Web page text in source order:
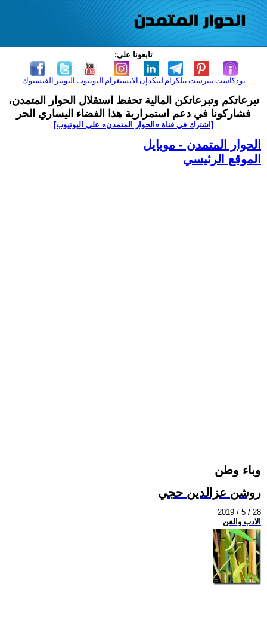
تابعونا على:
الفيسبوك التويتر اليوتيوب الانستغرام لينكدإن تيلكرامبنترست بودكاست
تبرعاتكم وتبرعاتكن المالية تحفظ استقلال الحوار المتمدن،
فشاركونا في دعم استمرارية هذا الفضاء اليساري الحر
[اشترك في قناة ‫«الحوار المتمدن» على اليوتيوب]
الحوار المتمدن - موبايل
الموقع الرئيسي
وباء وطن
روشن عزالدين حجي
2019 / 5 / 28
الادب والفن